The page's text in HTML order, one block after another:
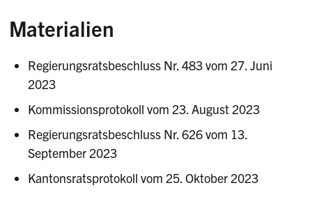
Materialien
Regierungsratsbeschluss Nr. 483 vom 27. Juni
2023
Kommissionsprotokoll vom 23. August 2023
Regierungsratsbeschluss Nr. 626 vom 13.
September 2023
Kantonsratsprotokoll vom 25. Oktober 2023